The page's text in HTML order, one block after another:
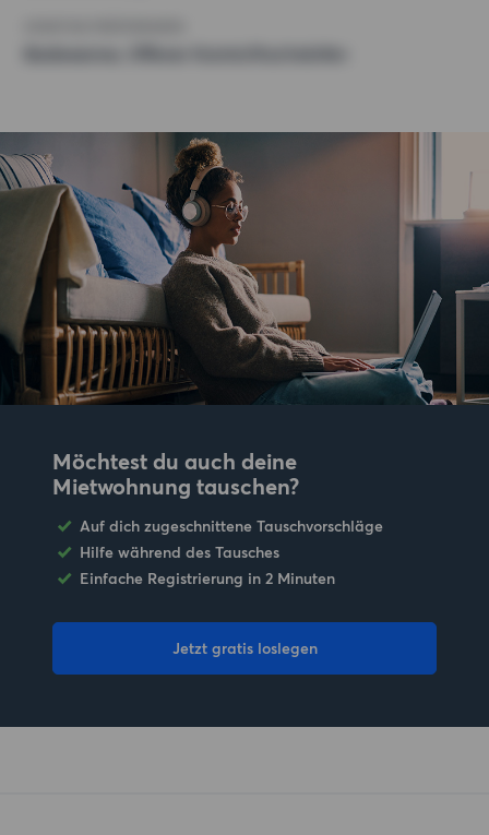
Möchtest du auch deine
Mietwohnung tauschen?
Auf dich zugeschnittene Tauschvorschläge
Hilfe während des Tausches
Einfache Registrierung in 2 Minuten
Jetzt gratis loslegen